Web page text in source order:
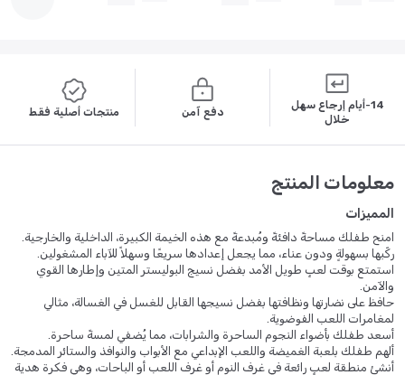
14-أيام إرجاع سهل
خلال
دفع آمن منتجات أصلية فقط
معلومات المنتج
المميزات
امنح طفلك مساحةً دافئةً ومُبدعةً مع هذه الخيمة الكبيرة، الداخلية والخارجية.
ركّبها بسهولةٍ ودون عناء، مما يجعل إعدادها سريعًا وسهلاً للآباء المشغولين.
استمتع بوقت لعبٍ طويل الأمد بفضل نسيج البوليستر المتين وإطارها القوي
والآمن.
حافظ على نضارتها ونظافتها بفضل نسيجها القابل للغسل في الغسالة، مثالي
لمغامرات اللعب الفوضوية.
أسعد طفلك بأضواء النجوم الساحرة والشرابات، مما يُضفي لمسةً ساحرة.
ألهم طفلك بلعبة الغميضة واللعب الإبداعي مع الأبواب والنوافذ والستائر المدمجة.
أنشئ منطقة لعبٍ رائعة في غرف النوم أو غرف اللعب أو الباحات، وهي فكرة هدية